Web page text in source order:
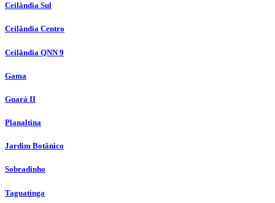
Ceilândia Sul
Ceilândia Centro
Ceilândia QNN 9
Gama
Guará II
Planaltina
Jardim Botânico
Sobradinho
Taguatinga